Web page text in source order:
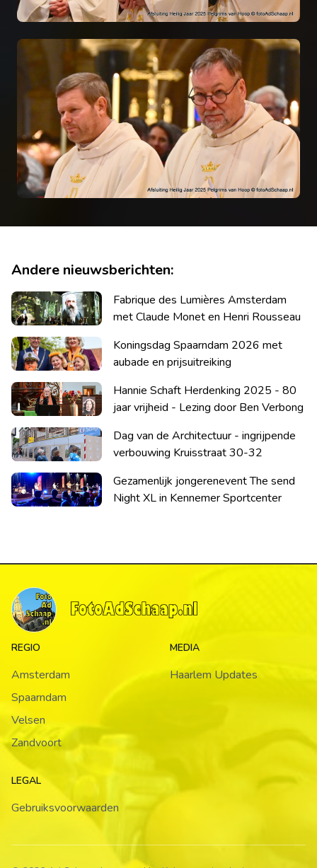
Andere nieuwsberichten:
Fabrique des Lumières Amsterdam
met Claude Monet en Henri Rousseau
Koningsdag Spaarndam 2026 met
aubade en prijsuitreiking
Hannie Schaft Herdenking 2025 - 80
jaar vrijheid - Lezing door Ben Verbong
Dag van de Architectuur - ingrijpende
verbouwing Kruisstraat 30-32
Gezamenlijk jongerenevent The send
Night XL in Kennemer Sportcenter
REGIO
Amsterdam
Spaarndam
Velsen
Zandvoort
MEDIA
Haarlem Updates
LEGAL
Gebruiksvoorwaarden